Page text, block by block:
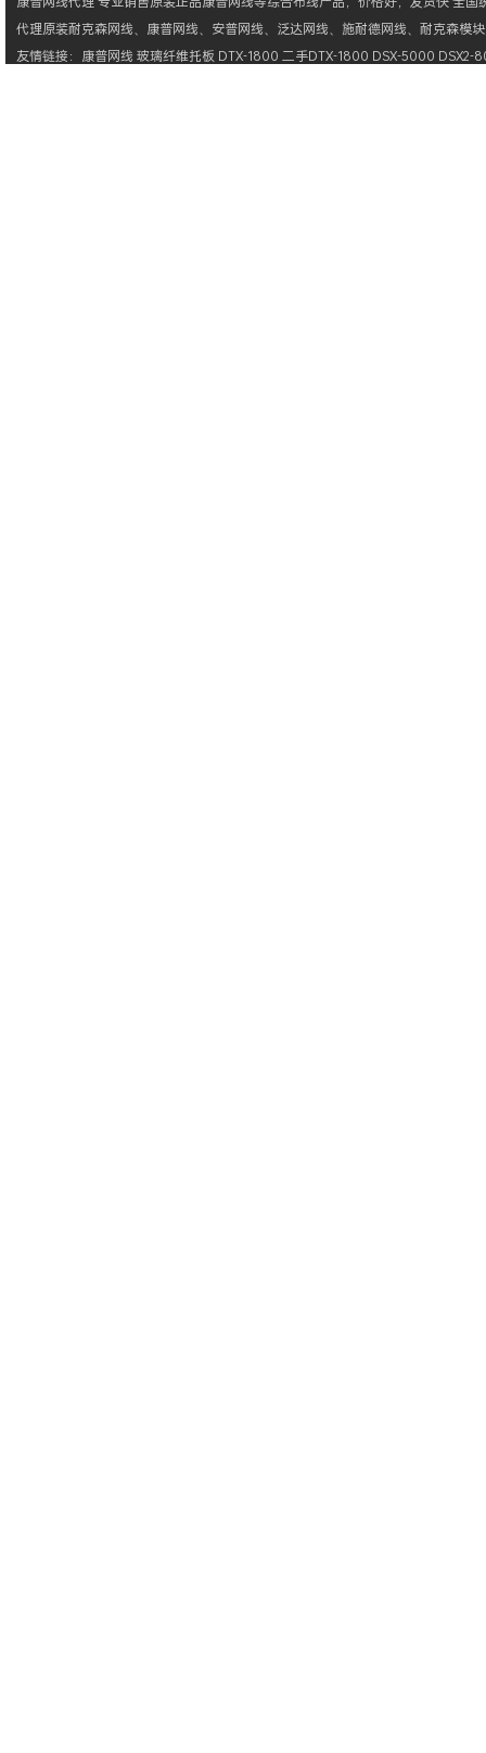
代理原装耐克森网线、 康普网线、 安普网线、 泛达网线、 施耐德网线、 耐克森模块
友情链接： 康普网线玻璃纤维托板 DTX-1800 二手DTX-1800 DSX-5000 DSX2-